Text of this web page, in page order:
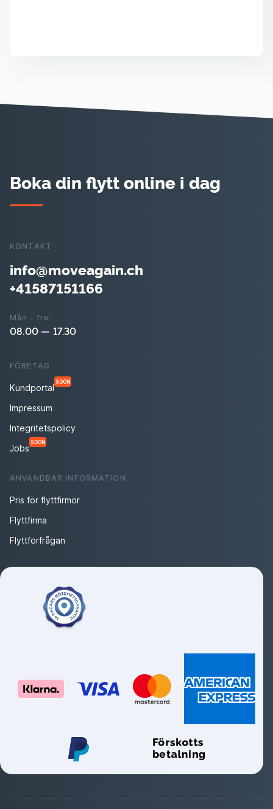
Boka din flytt online i dag
KONTAKT
info@moveagain.ch
+41587151166
Mån - fre:
08.00 — 17.30
FÖRETAG
Kundportal
SOON
Impressum
Integritetspolicy
Jobs
SOON
ANVÄNDBAR INFORMATION
Pris för flyttfirmor
Flyttfirma
Flyttförfrågan